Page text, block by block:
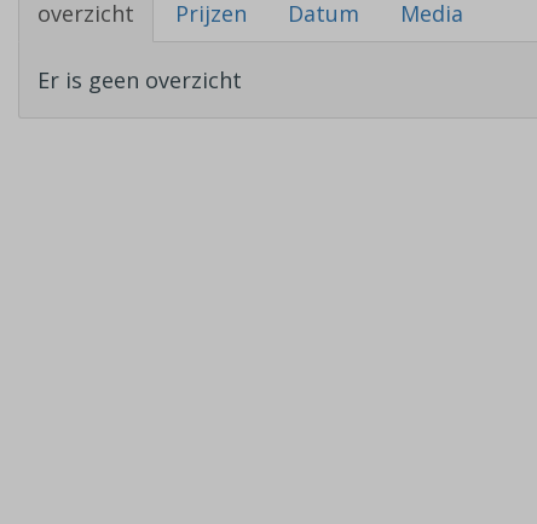
overzicht Prijzen Datum Media
Er is geen overzicht